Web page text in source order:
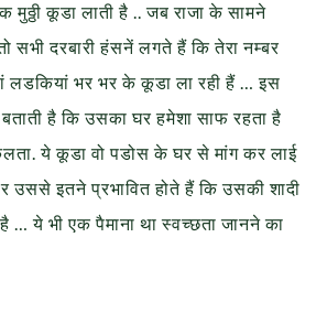
मुठ्ठी कूडा लाती है .. जब राजा के सामने
सभी दरबारी हंसनें लगते हैं कि तेरा नम्बर
लडकियां भर भर के कूडा ला रही हैं … इस
है कि उसका घर हमेशा साफ रहता है
ये कूडा वो पडोस के घर से मांग कर लाई
उससे इतने प्रभावित होते हैं कि उसकी शादी
… ये भी एक पैमाना था स्वच्छता जानने का